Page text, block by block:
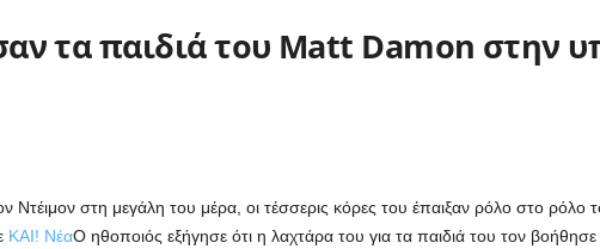
τα παιδιά του Matt Damon στην
Ντέιμον στη μεγάλη του μέρα, οι τέσσερις κόρες του έπαιξαν ρόλο στο
ΚΑΙ! ΝέαΟ ηθοποιός εξήγησε ότι η λαχτάρα του για τα παιδιά του τον